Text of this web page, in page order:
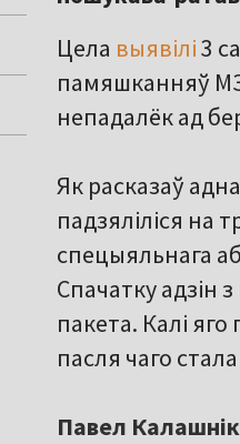
Цела выявілі3
памяшканняў
непадалёк ад
Як расказаў
падзяліліся на
спецыяльнага
Спачатку адзін
пакета. Калі
пасля чаго
Павел